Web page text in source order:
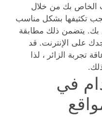
الخاص بك من خلال
يجب تكثيفها بشكل مناسب
يتضمن ذلك مطابقة
على الإنترنت. قد
تجربة الزائر ، لذا
في